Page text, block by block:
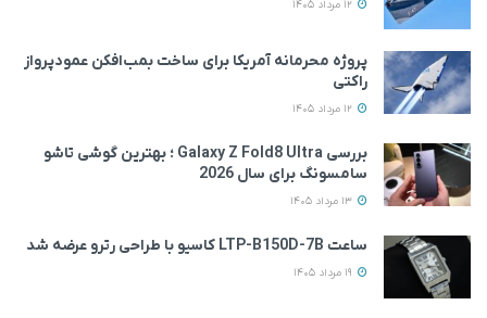
پروژه محرمانه آمریکا برای ساخت بمب‌افکن عمودپرواز
راکتی
بررسی Galaxy Z Fold8 Ultra ؛ بهترین گوشی تاشو
سامسونگ برای سال 2026
ساعت LTP-B150D-7B کاسیو با طراحی رترو عرضه شد